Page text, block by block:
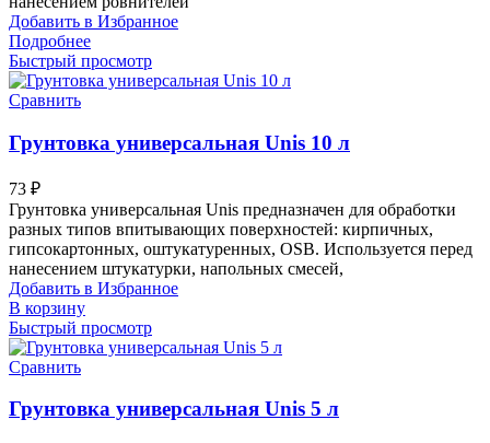
Добавить в Избранное
Подробнее
Быстрый просмотр
Сравнить
Грунтовка универсальная Unis 10 л
73 ₽
Грунтовка универсальная Unis предназначен для обработки
разных типов впитывающих поверхностей: кирпичных,
гипсокартонных, оштукатуренных, OSB. Используется перед
нанесением штукатурки, напольных смесей,
Добавить в Избранное
В корзину
Быстрый просмотр
Сравнить
Грунтовка универсальная Unis 5 л